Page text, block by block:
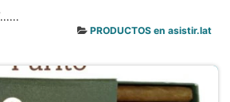
PRODUCTOS en asistir.lat